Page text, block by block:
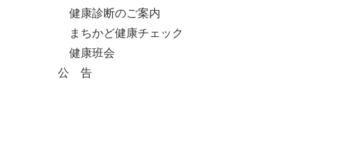
健康診断のご案内
まちかど健康チェック
健康班会
公 告